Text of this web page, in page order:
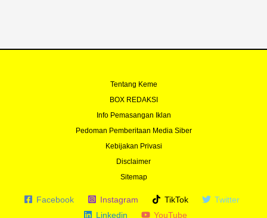
Tentang Keme
BOX REDAKSI
Info Pemasangan Iklan
Pedoman Pemberitaan Media Siber
Kebijakan Privasi
Disclaimer
Sitemap
Facebook Instagram TikTok
Twitter
Linkedin
YouTube